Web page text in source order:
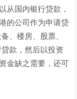
从国内银行贷款，
的公司作为申请贷
、楼房、股票、
款，然后以投资
金缺之需要，还可